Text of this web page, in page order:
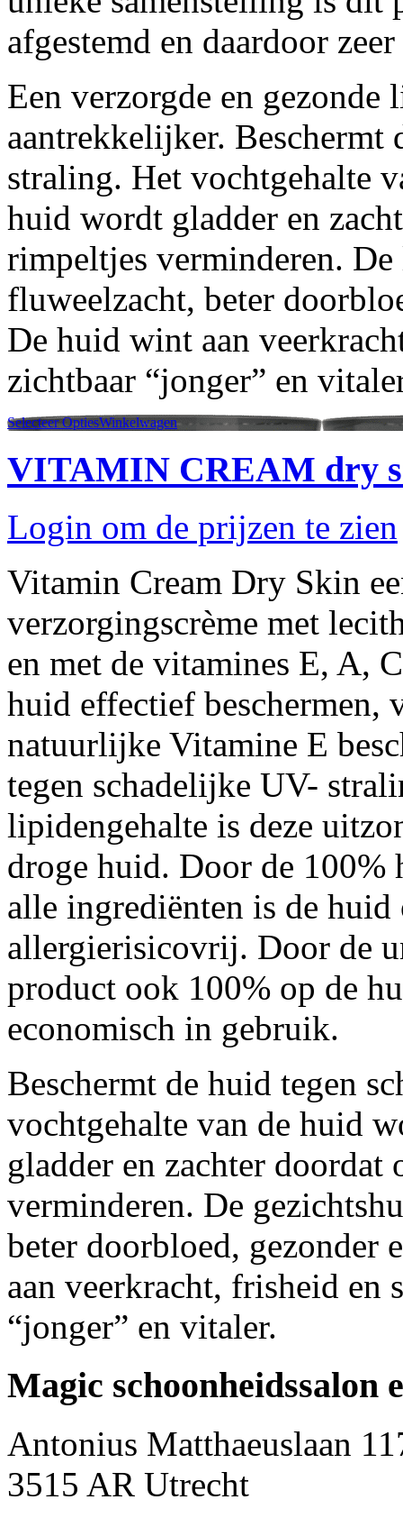
afgestemd en daardoor
Een verzorgde en
aantrekkelijker. Beschermt
straling. Het vochtgehalte
huid wordt gladder en
rimpeltjes verminderen.
fluweelzacht, beter
De huid wint aan
zichtbaar “jonger” en
Selecteer OptiesWinkelwagen
VITAMIN CREAM dry
Login om de prijzen te zien
Vitamin Cream Dry Skin
verzorgingscrème met
en met de vitamines E, A,
huid effectief beschermen,
natuurlijke Vitamine E
tegen schadelijke UV-
lipidengehalte is deze
droge huid. Door de 100%
alle ingrediënten is de
allergierisicovrij. Door de
product ook 100% op de
economisch in gebruik.
Beschermt de huid tegen
vochtgehalte van de huid
gladder en zachter
verminderen. De
beter doorbloed, gezonder
aan veerkracht, frisheid en
“jonger” en vitaler.
Magic schoonheidssalon
Antonius Matthaeuslaan
3515 AR Utrecht